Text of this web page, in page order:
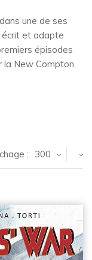
une de ses
écrit et adapte
épisodes
la New Compton.
: 300